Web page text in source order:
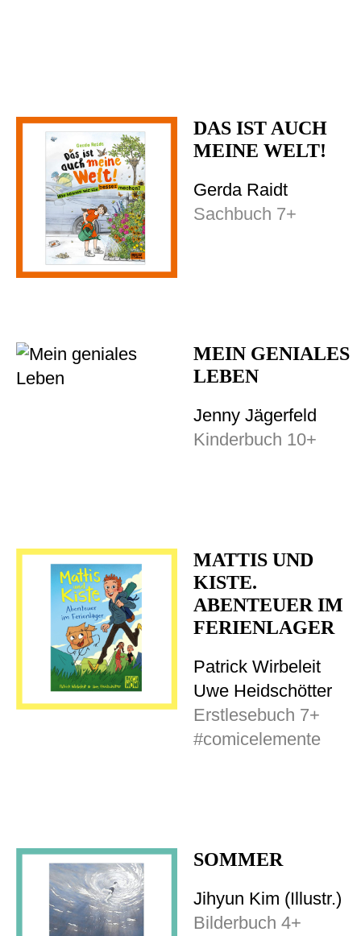
DAS IST AUCH
MEINE WELT!
Gerda Raidt ⁠
Sachbuch 7+
MEIN GENIALES
LEBEN
Jenny Jägerfeld
Kinderbuch 10+
MATTIS UND
KISTE.
ABENTEUER IM
FERIENLAGER
Patrick Wirbeleit
Uwe Heidschötter
Erstlesebuch 7+
#comicelemente
SOMMER
Jihyun Kim (Illustr.)
Bilderbuch 4+